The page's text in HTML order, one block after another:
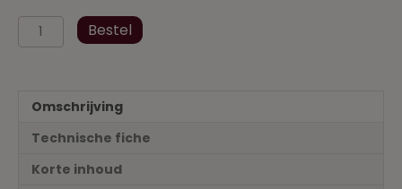
Douane
en
aantal
Bestel
Omschrijving
Technische fiche
Korte inhoud